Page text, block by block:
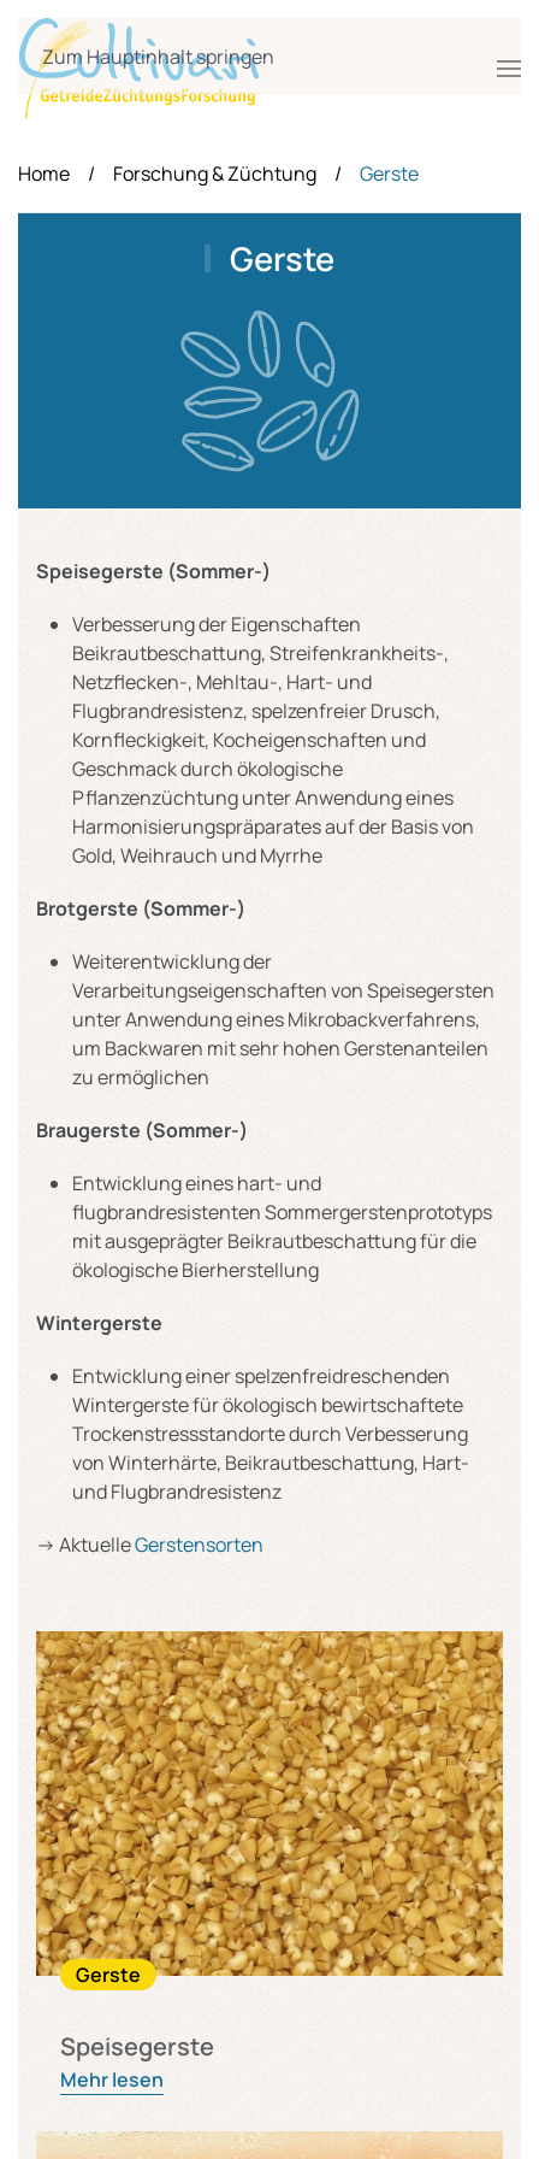
Zum Hauptinhalt springen
Home Forschung & Züchtung Gerste
Gerste
Speisegerste (Sommer-)
Verbesserung der Eigenschaften
Beikrautbeschattung, Streifenkrankheits-,
Netzflecken-, Mehltau-, Hart- und
Flugbrandresistenz, spelzenfreier Drusch,
Kornfleckigkeit, Kocheigenschaften und
Geschmack durch ökologische
Pflanzenzüchtung unter Anwendung eines
Harmonisierungspräparates auf der Basis von
Gold, Weihrauch und Myrrhe
Brotgerste (Sommer-)
Weiterentwicklung der
Verarbeitungseigenschaften von Speisegersten
unter Anwendung eines Mikrobackverfahrens,
um Backwaren mit sehr hohen Gerstenanteilen
zu ermöglichen
Braugerste (Sommer-)
Entwicklung eines hart- und
flugbrandresistenten Sommergerstenprototyps
mit ausgeprägter Beikrautbeschattung für die
ökologische Bierherstellung
Wintergerste
Entwicklung einer spelzenfreidreschenden
Wintergerste für ökologisch bewirtschaftete
Trockenstressstandorte durch Verbesserung
von Winterhärte, Beikrautbeschattung, Hart-
und Flugbrandresistenz
-> AktuelleGerstensorten
Gerste
Speisegerste
Mehr lesen